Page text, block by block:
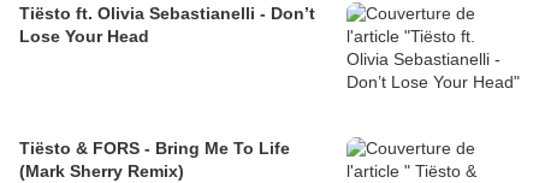
Tiësto ft. Olivia Sebastianelli - Don’t
Lose Your Head
Tiësto & FORS - Bring Me To Life
(Mark Sherry Remix)